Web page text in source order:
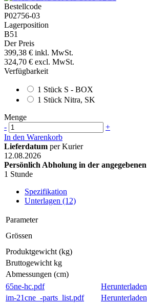
Bestellcode
P02756-03
Lagerposition
B51
Der Preis
399,38 € inkl. MwSt.
324,70 € excl. MwSt.
Verfügbarkeit
1 Stück S - BOX
1 Stück Nitra, SK
Menge
-
+
In den Warenkorb
Lieferdatum per Kurier
12.08.2026
Persönlich Abholung in der
1 Stunde
Spezifikation
Unterlagen (12)
Parameter
Grössen
Produktgewicht (kg)
Bruttogewicht kg
Abmessungen (cm)
65ne-hc.pdf
Herunterladen
im-21cne_-parts_list.pdf
Herunterladen